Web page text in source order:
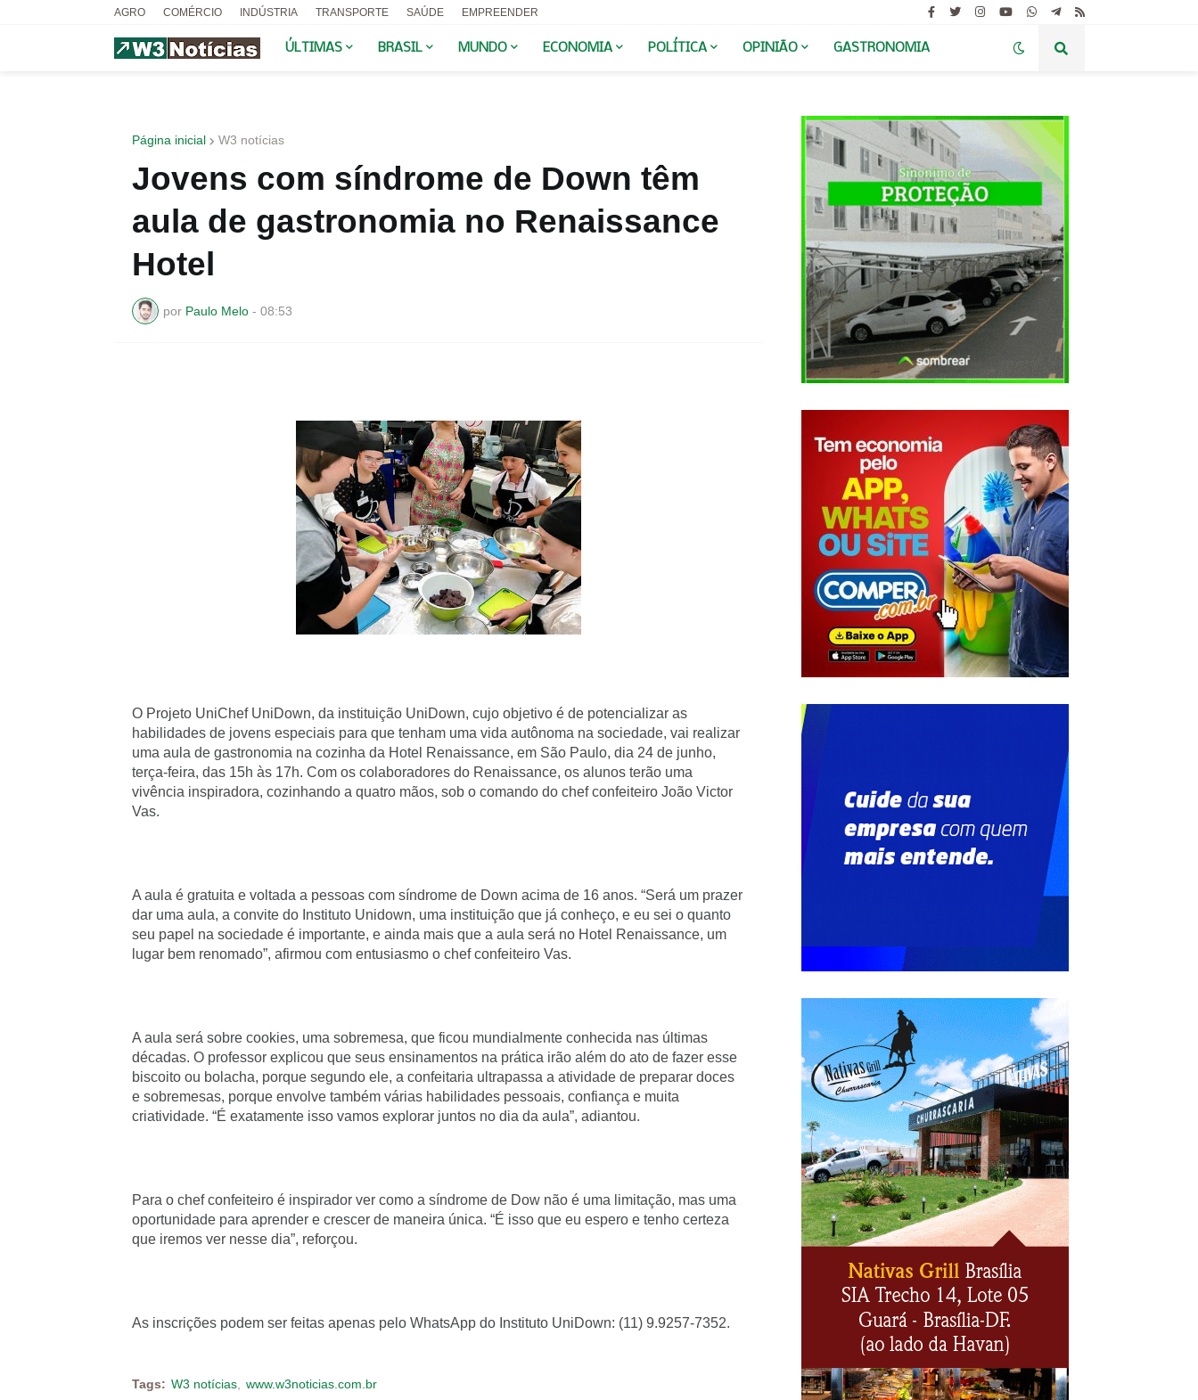
AGRO COMÉRCIO INDÚSTRIA TRANSPORTE SAÚDE EMPREENDER
ÚLTIMAS BRASIL MUNDO ECONOMIA POLÍTICA OPINIÃO GASTRONOMIA
Página inicial W3 notícias
Jovens com síndrome de Down têm
aula de gastronomia no Renaissance
Hotel
por Paulo Melo - 08:53
O Projeto UniChef UniDown, da instituição UniDown, cujo objetivo é de potencializar as
habilidades de jovens especiais para que tenham uma vida autônoma na sociedade, vai realizar
uma aula de gastronomia na cozinha da Hotel Renaissance, em São Paulo, dia 24 de junho,
terça-feira, das 15h às 17h. Com os colaboradores do Renaissance, os alunos terão uma
vivência inspiradora, cozinhando a quatro mãos, sob o comando do chef confeiteiro João Victor
Vas.
A aula é gratuita e voltada a pessoas com síndrome de Down acima de 16 anos. “Será um prazer
dar uma aula, a convite do Instituto Unidown, uma instituição que já conheço, e eu sei o quanto
seu papel na sociedade é importante, e ainda mais que a aula será no Hotel Renaissance, um
lugar bem renomado”, afirmou com entusiasmo o chef confeiteiro Vas.
A aula será sobre cookies, uma sobremesa, que ficou mundialmente conhecida nas últimas
décadas. O professor explicou que seus ensinamentos na prática irão além do ato de fazer esse
biscoito ou bolacha, porque segundo ele, a confeitaria ultrapassa a atividade de preparar doces
e sobremesas, porque envolve também várias habilidades pessoais, confiança e muita
criatividade. “É exatamente isso vamos explorar juntos no dia da aula”, adiantou.
Para o chef confeiteiro é inspirador ver como a síndrome de Dow não é uma limitação, mas uma
oportunidade para aprender e crescer de maneira única. “É isso que eu espero e tenho certeza
que iremos ver nesse dia”, reforçou.
As inscrições podem ser feitas apenas pelo WhatsApp do Instituto UniDown: (11) 9.9257-7352.
Tags: W3 notícias www.w3noticias.com.br